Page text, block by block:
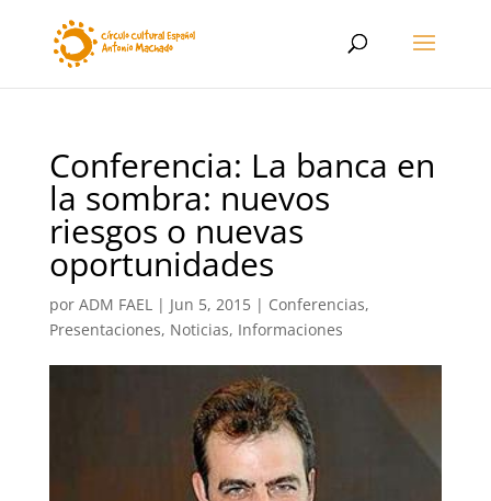
Conferencia: La banca en
la sombra: nuevos
riesgos o nuevas
oportunidades
por ADM FAEL| Jun 5, 2015| Conferencias,
Presentaciones, Noticias, Informaciones